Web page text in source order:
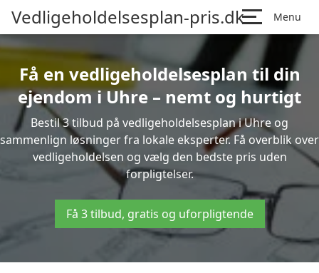
Vedligeholdelsesplan-pris.dk Menu
Få en vedligeholdelsesplan til din
ejendom i Uhre – nemt og hurtigt
Bestil 3 tilbud på vedligeholdelsesplan i Uhre og
sammenlign løsninger fra lokale eksperter. Få overblik over
vedligeholdelsen og vælg den bedste pris uden
forpligtelser.
Få 3 tilbud, gratis og uforpligtende